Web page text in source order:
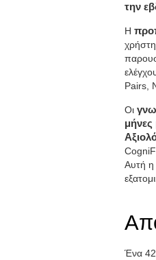
την
Η
Pairs,
Οι
μήνες
Αυτή η
Ένα